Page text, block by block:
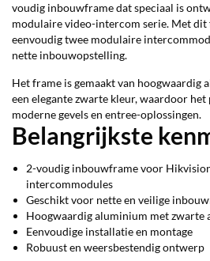
voudig inbouwframe dat speciaal is
modulaire video-intercom serie. Met dit
eenvoudig twee modulaire
nette inbouwopstelling.
Het frame is gemaakt van hoogwaardig
een elegante zwarte kleur, waardoor
moderne gevels en entree-oplossingen.
Belangrijkste
2-voudig inbouwframe voor
intercommodules
Geschikt voor nette en veilige
Hoogwaardig aluminium met zwarte
Eenvoudige installatie en montage
Robuust en weersbestendig ontwerp